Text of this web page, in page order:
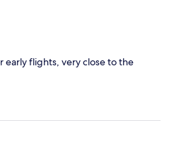
early flights, very close to the